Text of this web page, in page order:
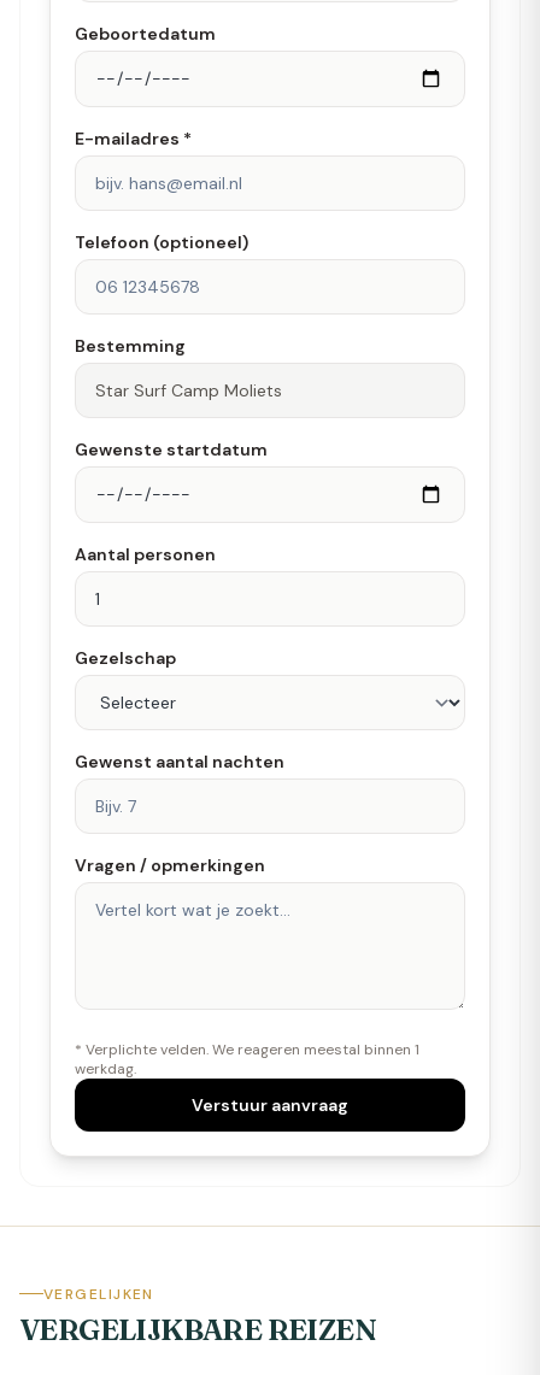
Geboortedatum
E-mailadres *
Telefoon (optioneel)
Bestemming
Gewenste startdatum
Aantal personen
Gezelschap
Gewenst aantal nachten
Vragen / opmerkingen
* Verplichte velden. We reageren meestal binnen 1
werkdag.
Verstuur aanvraag
VERGELIJKEN
VERGELIJKBARE REIZEN